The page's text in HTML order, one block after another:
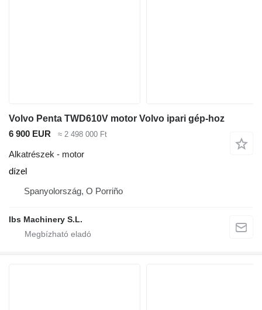
Volvo Penta TWD610V motor Volvo ipari gép-hoz
6 900 EUR
≈ 2 498 000 Ft
Alkatrészek - motor
dízel
Spanyolország, O Porriño
Ibs Machinery S.L.